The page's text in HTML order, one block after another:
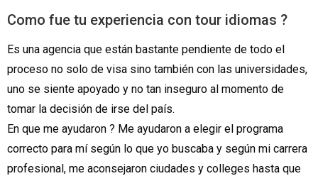
Como fue tu experiencia con tour idiomas ?
Es una agencia que están bastante pendiente de todo el
proceso no solo de visa sino también con las universidades,
uno se siente apoyado y no tan inseguro al momento de
tomar la decisión de irse del país.
En que me ayudaron ? Me ayudaron a elegir el programa
correcto para mí según lo que yo buscaba y según mi carrera
profesional, me aconsejaron ciudades y colleges hasta que